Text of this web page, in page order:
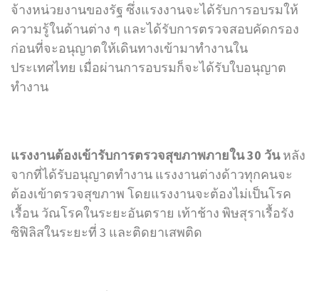
จ้างหน่วยงานของรัฐ ซึ่งแรงงานจะได้รับการอบรมให้
ความรู้ในด้านต่าง ๆ และได้รับการตรวจสอบคัดกรอง
ก่อนที่จะอนุญาตให้เดินทางเข้ามาทำงานใน
ประเทศไทย เมื่อผ่านการอบรมก็จะได้รับใบอนุญาต
ทำงาน
แรงงานต้องเข้ารับการตรวจสุขภาพภายใน 30 วันหลัง
จากที่ได้รับอนุญาตทำงาน แรงงานต่างด้าวทุกคนจะ
ต้องเข้าตรวจสุขภาพ โดยแรงงานจะต้องไม่เป็นโรค
เรื้อน วัณโรคในระยะอันตราย เท้าช้าง พิษสุราเรื้อรัง
ซิฟิลิสในระยะที่ 3 และติดยาเสพติด